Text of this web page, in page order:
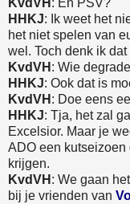
KvdVH : En PSV?
HHKJ: Ik weet het
het niet spelen van
wel. Toch denk ik
KvdVH : Wie
HHKJ: Ook dat is
KvdVH : Doe eens
HHKJ: Tja, het zal
Excelsior. Maar je
ADO een
krijgen.
KvdVH : We gaan
bij je vrienden van